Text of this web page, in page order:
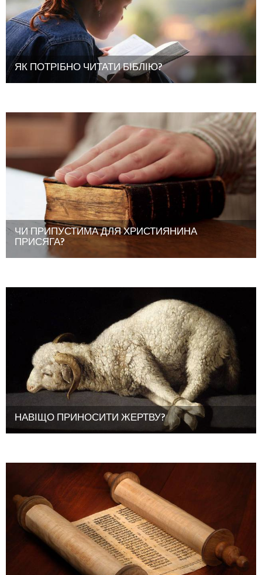
ЯК ПОТРІБНО ЧИТАТИ БІБЛІЮ?
ЧИ ПРИПУСТИМА ДЛЯ ХРИСТИЯНИНА
ПРИСЯГА?
НАВІЩО ПРИНОСИТИ ЖЕРТВУ?